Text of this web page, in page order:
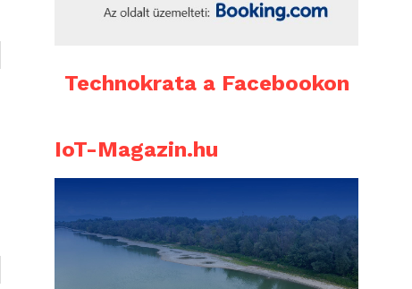
Technokrata a Facebookon
IoT-Magazin.hu